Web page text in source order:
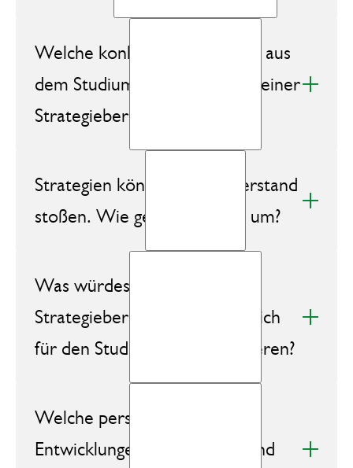
Welche konkreten Methoden aus
dem Studium wendest du in deiner
Strategieberatung an?
Strategien können auf Widerstand
stoßen. Wie gehst du damit um?
Was würdest du anderen
Strategieberatern raten, die sich
für den Studiengang interessieren?
Welche persönlichen
Entwicklungen hast du während